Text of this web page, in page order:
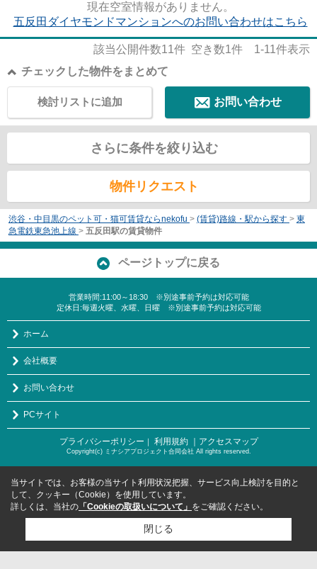
現在空室情報がありません。
五反田ダイヤモンドマンションへのお問い合わせはこちら
該当公開件数11件 空き数1件 1-11件表示
チェックした物件をまとめて
お問い合わせ
検討リストに追加
さらに条件を絞り込む
物件リクエスト
渋谷・中目黒のペット可・猫可賃貸ならnekofu > (賃貸)路線・駅から探す > 東
急電鉄東急池上線 > 五反田駅の賃貸物件
ページトップに戻る
営業時間:11:00～18:30 ※別途事前予約は対応可能
定休日:毎週火曜、水曜、日曜 ※別途事前予約は対応可能
ホーム
会社概要
お問い合わせ
PCサイト
プライバシーポリシー ｜ 利用規約 ｜アクセスマップ
Copyright(c) ミナシアプロジェクト合同会社 All rights reserved.
当サイトでは、お客様の当サイト利用状況把握、サービス向上検討を目的と
して、クッキー（Cookie）を使用しています。
詳しくは、当社の 「Cookieの取扱いについて」 をご確認ください。
閉じる